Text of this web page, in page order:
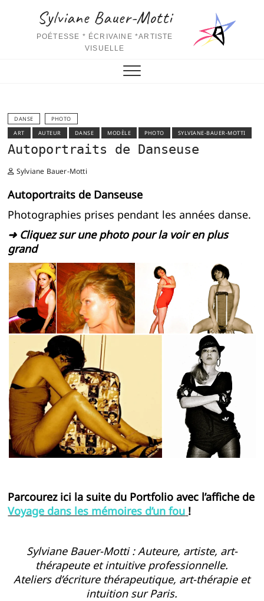
Sylviane Bauer-Motti
POÉTESSE * ÉCRIVAINE *ARTISTE
VISUELLE
DANSE
PHOTO
ART
AUTEUR DANSE MODÈLE PHOTO SYLVIANE-BAUER-MOTTI
Autoportraits de Danseuse
Sylviane Bauer-Motti
Autoportraits de Danseuse
Photographies prises pendant les années danse.
➜ Cliquez sur une photo pour la voir en plus
grand
Parcourez ici la suite du Portfolio avec l’affiche de
Voyage dans les mémoires d’un fou !
Sylviane Bauer-Motti : Auteure, artiste, art-
thérapeute et intuitive professionnelle.
Ateliers d’écriture thérapeutique, art-thérapie et
intuition sur Paris.